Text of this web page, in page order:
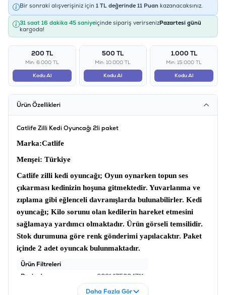
Bir sonraki alışverişiniz için 1 TL değerinde 11 Puan kazanacaksınız.
31 saat 16 dakika 45 saniyeiçinde sipariş verirsenizPazartesi günü
kargoda!
200 TL
Min: 6.000 TL
Kodu Al
500 TL
Min: 10.000 TL
Kodu Al
1.000 TL
Min: 15.000 TL
Kodu Al
Ürün Özellikleri
Catlife Zilli Kedi Oyuncağı 2li paket
Marka:Catlife
Menşei: Türkiye
Catlife zilli kedi oyuncağı; Oyun oynarken topun ses
çıkarması kedinizin hoşuna gitmektedir. Yuvarlanma ve
zıplama gibi eğlenceli davranışlarda bulunabilirler. Kedi
oyuncağı; Kilo sorunu olan kedilerin hareket etmesini
sağlamaya yardımcı olmaktadır. Ürün görseli temsilidir.
Stok durumuna göre renk gönderimi yapılacaktır. Paket
içinde 2 adet oyuncak bulunmaktadır.
Ürün Filtreleri
Barkod
8681475624711
Tedarikçi Ürün Kodu
: 202471
Daha Fazla Gör